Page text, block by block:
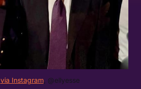
via Instagram, @ellyesse